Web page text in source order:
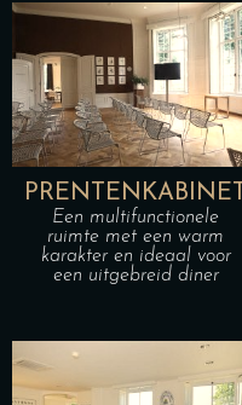
PRENTENKABINET
Een multifunctionele
ruimte met een warm
karakter en ideaal voor
een uitgebreid diner